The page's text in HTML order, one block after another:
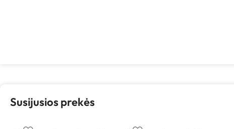
Susijusios prekės